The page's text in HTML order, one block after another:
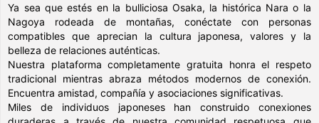
Ya sea que estés en la bulliciosa Osaka, la histórica Nara o la
Nagoya rodeada de montañas, conéctate con personas
compatibles que aprecian la cultura japonesa, valores y la
belleza de relaciones auténticas.
Nuestra plataforma completamente gratuita honra el respeto
tradicional mientras abraza métodos modernos de conexión.
Encuentra amistad, compañía y asociaciones significativas.
Miles de individuos japoneses han construido conexiones